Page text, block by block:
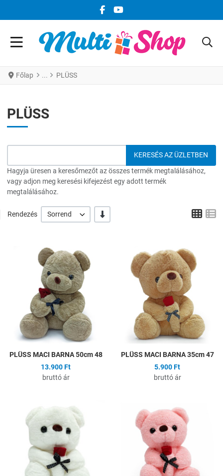
FACEBOOK KÖZÖSSÉGI LINK
YOUTUBE KÖZÖSSÉGI LINK
Főlap PLÜSS
PLÜSS
Hagyja üresen a keresőmezőt az összes termék megtalálásához,
vagy adjon meg keresési kifejezést egy adott termék
megtalálásához.
Rendezés Sorrend -/+ Grid
Hozzáadás a kívánságlistához
Összehasonlítás
PLÜSS MACI BARNA 50cm 48
13.900 Ft
bruttó ár
PLÜSS MACI BARNA 35cm 47
5.900 Ft
bruttó ár
Hozzáadás a kívánságlistához
Összehasonlítás